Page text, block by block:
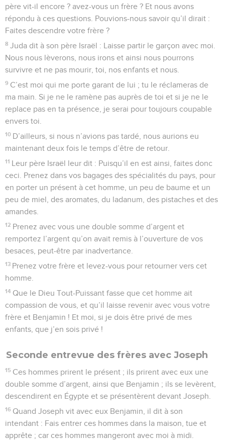
père vit-il encore ? avez-vous un frère ? Et nous avons
répondu à ces questions. Pouvions-nous savoir qu’il dirait :
Faites descendre votre frère ?
8 Juda dit à son père Israël : Laisse partir le garçon avec moi.
Nous nous lèverons, nous irons et ainsi nous pourrons
survivre et ne pas mourir, toi, nos enfants et nous.
9 C’est moi qui me porte garant de lui ; tu le réclameras de
ma main. Si je ne le ramène pas auprès de toi et si je ne le
replace pas en ta présence, je serai pour toujours coupable
envers toi.
10 D’ailleurs, si nous n’avions pas tardé, nous aurions eu
maintenant deux fois le temps d’être de retour.
11 Leur père Israël leur dit : Puisqu’il en est ainsi, faites donc
ceci. Prenez dans vos bagages des spécialités du pays, pour
en porter un présent à cet homme, un peu de baume et un
peu de miel, des aromates, du ladanum, des pistaches et des
amandes.
12 Prenez avec vous une double somme d’argent et
remportez l’argent qu’on avait remis à l’ouverture de vos
besaces, peut-être par inadvertance.
13 Prenez votre frère et levez-vous pour retourner vers cet
homme.
14 Que le Dieu Tout-Puissant fasse que cet homme ait
compassion de vous, et qu’il laisse revenir avec vous votre
frère et Benjamin ! Et moi, si je dois être privé de mes
enfants, que j’en sois privé !
Seconde entrevue des frères avec Joseph
15 Ces hommes prirent le présent ; ils prirent avec eux une
double somme d’argent, ainsi que Benjamin ; ils se levèrent,
descendirent en Égypte et se présentèrent devant Joseph.
16 Quand Joseph vit avec eux Benjamin, il dit à son
intendant : Fais entrer ces hommes dans la maison, tue et
apprête ; car ces hommes mangeront avec moi à midi.